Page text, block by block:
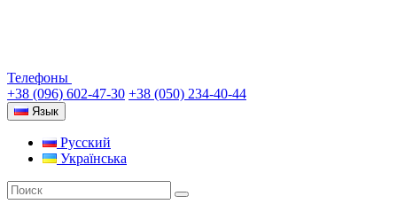
Телефоны
+38 (096) 602-47-30 +38 (050) 234-40-44
Язык
Русский
Українська